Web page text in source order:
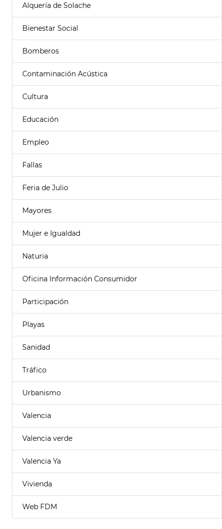
Alquería de Solache
Bienestar Social
Bomberos
Contaminación Acústica
Cultura
Educación
Empleo
Fallas
Feria de Julio
Mayores
Mujer e Igualdad
Naturia
Oficina Información Consumidor
Participación
Playas
Sanidad
Tráfico
Urbanismo
Valencia
Valencia verde
Valencia Ya
Vivienda
Web FDM